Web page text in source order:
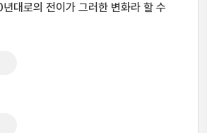
대로의 전이가 그러한 변화라 할 수